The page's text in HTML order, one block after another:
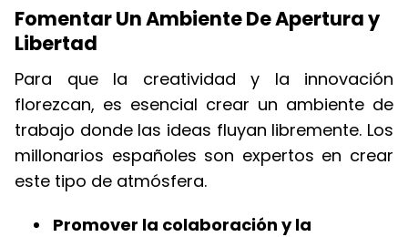
Fomentar Un Ambiente De Apertura y
Libertad
Para que la creatividad y la innovación
florezcan, es esencial crear un ambiente de
trabajo donde las ideas fluyan libremente. Los
millonarios españoles son expertos en crear
este tipo de atmósfera.
Promover la colaboración y la